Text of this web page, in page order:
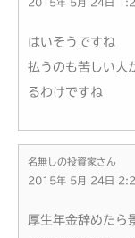
2015年 5月 24日
はいそうですね
払うのも苦しい人
るわけですね
名無しの投資家さん
2015年 5月 24日
厚生年金辞めたら